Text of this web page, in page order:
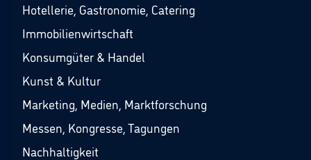
Hotellerie, Gastronomie, Catering
Immobilienwirtschaft
Konsumgüter & Handel
Kunst & Kultur
Marketing, Medien, Marktforschung
Messen, Kongresse, Tagungen
Nachhaltigkeit